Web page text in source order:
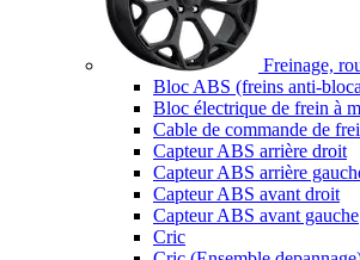
Freinage,
Bloc ABS (freins anti-
Bloc électrique de frein à
Cable de commande de
Capteur ABS arrière droit
Capteur ABS arrière
Capteur ABS avant droit
Capteur ABS avant gauche
Cric